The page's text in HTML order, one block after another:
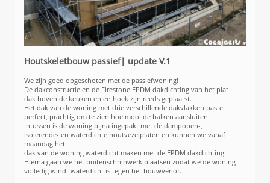
Houtskeletbouw passief| update V.1
We zijn goed opgeschoten met de passiefwoning!
De dakconstructie en de Firestone EPDM dakdichting van het plat
dak boven de keuken en eethoek zijn reeds geplaatst.
Het dak van de woning met drie verschillende dakvlakken paste
perfect, prachtig om te zien hoe mooi de balken aansluiten.
Intussen is de woning bijna ingepakt met de dampopen-,
isolerende- en waterdichte houtvezelplaten en kunnen we vanaf
maandag het
dak van de woning waterdicht maken met de EPDM dakdichting.
Hierna gaan we het buitenschrijnwerk plaatsen zodat we de woning
volledig wind- waterdicht is tegen het bouwverlof.